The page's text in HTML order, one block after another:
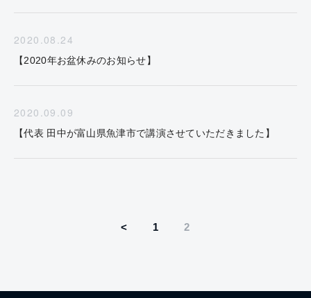
2020.08.24
【2020年お盆休みのお知らせ】
2020.09.09
【代表 田中が富山県魚津市で講演させていただきました】
< 1 2